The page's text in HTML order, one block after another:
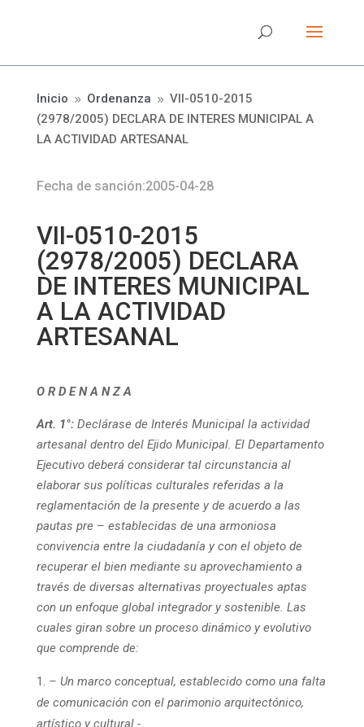
Inicio 9 Ordenanza 9 VII-0510-2015
(2978/2005) DECLARA DE INTERES MUNICIPAL A
LA ACTIVIDAD ARTESANAL
Fecha de sanción:2005-04-28
VII-0510-2015
(2978/2005) DECLARA
DE INTERES MUNICIPAL
A LA ACTIVIDAD
ARTESANAL
O R D E N A N Z A
Art. 1°:Declárase de Interés Municipal la actividad
artesanal dentro del Ejido Municipal. El Departamento
Ejecutivo deberá considerar tal circunstancia al
elaborar sus políticas culturales referidas a la
reglamentación de la presente y de acuerdo a las
pautas pre – establecidas de una armoniosa
convivencia entre la ciudadanía y con el objeto de
recuperar el bien mediante su aprovechamiento a
través de diversas alternativas proyectuales aptas
con un enfoque global integrador y sostenible. Las
cuales giran sobre un proceso dinámico y evolutivo
que comprende de:
– Un marco conceptual, establecido como una falta
de comunicación con el parimonio arquitectónico,
artístico y cultural.-